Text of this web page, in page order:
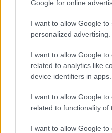
Google for online
I want to allow Google to
personalized advertising.
I want to allow Google to
related to analytics like
device identifiers in apps.
I want to allow Google to
related to functionality of
I want to allow Google to
Névrose